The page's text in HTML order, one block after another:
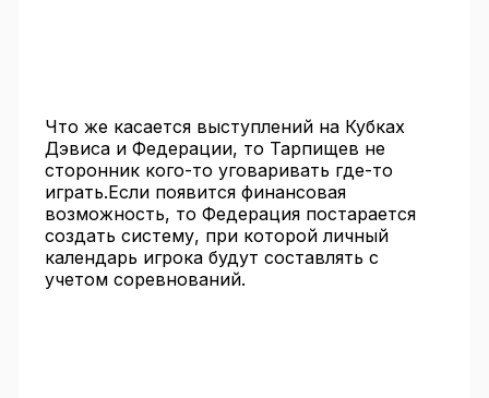
Что же касается выступлений на Кубках
Дэвиса и Федерации, то Тарпищев не
сторонник кого-то уговаривать где-то
играть.Если появится финансовая
возможность, то Федерация постарается
создать систему, при которой личный
календарь игрока будут составлять с
учетом соревнований.